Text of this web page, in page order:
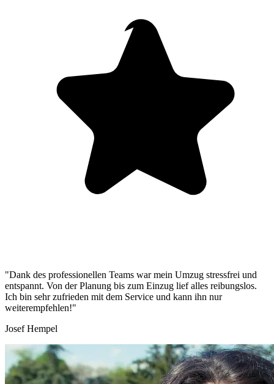
"Dank des professionellen Teams war mein Umzug stressfrei und
entspannt. Von der Planung bis zum Einzug lief alles reibungslos.
Ich bin sehr zufrieden mit dem Service und kann ihn nur
weiterempfehlen!"
Josef Hempel